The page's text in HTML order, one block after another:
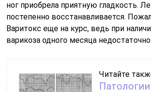
ног приобрела приятную гладкость.
постепенно восстанавливается.
Варитокс еще на курс, ведь при
варикоза одного месяца
Читайте